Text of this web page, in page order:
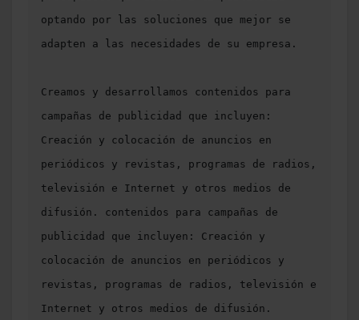
optando por las soluciones que mejor se
adapten a las necesidades de su empresa.
Creamos y desarrollamos contenidos para
campañas de publicidad que incluyen:
Creación y colocación de anuncios en
periódicos y revistas, programas de radios,
televisión e Internet y otros medios de
difusión. contenidos para campañas de
publicidad que incluyen: Creación y
colocación de anuncios en periódicos y
revistas, programas de radios, televisión e
Internet y otros medios de difusión.